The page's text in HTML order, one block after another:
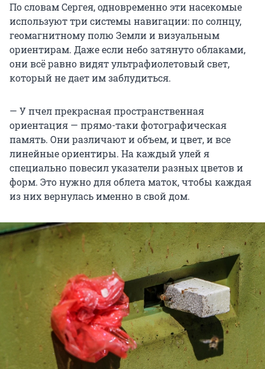
По словам Сергея, одновременно эти насекомые
используют три системы навигации: по солнцу,
геомагнитному полю Земли и визуальным
ориентирам. Даже если небо затянуто облаками,
они всё равно видят ультрафиолетовый свет,
который не дает им заблудиться.
— У пчел прекрасная пространственная
ориентация — прямо-таки фотографическая
память. Они различают и объем, и цвет, и все
линейные ориентиры. На каждый улей я
специально повесил указатели разных цветов и
форм. Это нужно для облета маток, чтобы каждая
из них вернулась именно в свой дом.